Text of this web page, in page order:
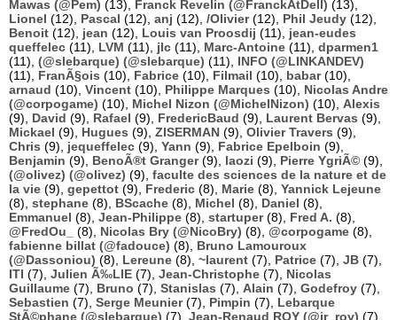
Mawas (@Pem) (13), Franck Revelin (@FranckAtDell) (13),
Lionel (12), Pascal (12), anj (12), /Olivier(12), Phil Jeudy (12),
Benoit (12), jean (12), Louis van Proosdij (11), jean-eudes
queffelec (11), LVM (11), jlc (11), Marc-Antoine (11), dparmen1
(11), (@slebarque) (@slebarque) (11), INFO (@LINKANDEV)
(11), FranÃ§ois (10), Fabrice (10), Filmail (10), babar(10),
arnaud (10), Vincent (10), Philippe Marques (10), Nicolas Andre
(@corpogame) (10), Michel Nizon (@MichelNizon) (10), Alexis
(9), David (9), Rafael (9), FredericBaud (9), Laurent Bervas (9),
Mickael (9), Hugues (9), ZISERMAN (9), Olivier Travers (9),
Chris (9), jequeffelec (9), Yann (9), Fabrice Epelboin (9),
Benjamin (9), BenoÃ®t Granger(9), laozi (9), Pierre YgriÃ© (9),
(@olivez) (@olivez) (9), faculte des sciences de la nature et de
la vie (9), gepettot (9), Frederic (8), Marie (8), Yannick Lejeune
(8), stephane (8), BScache (8), Michel (8), Daniel (8),
Emmanuel (8), Jean-Philippe (8), startuper(8), Fred A. (8),
@FredOu_
(8), Nicolas Bry (@NicoBry) (8), @corpogame (8),
fabienne billat (@fadouce) (8), Bruno Lamouroux
(@Dassoniou) (8), Lereune (8), ~laurent (7), Patrice (7), JB (7),
ITI (7), Julien Ã‰LIE (7), Jean-Christophe (7), Nicolas
Guillaume (7), Bruno (7), Stanislas (7), Alain (7), Godefroy (7),
Sebastien (7), Serge Meunier(7), Pimpin (7), Lebarque
StÃ©phane (@slebarque) (7), Jean-Renaud ROY (@jr_roy) (7),